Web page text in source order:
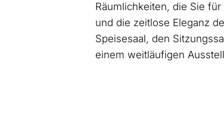
Räumlichkeiten, die Sie
und die zeitlose Eleganz
Speisesaal, den
einem weitläufigen